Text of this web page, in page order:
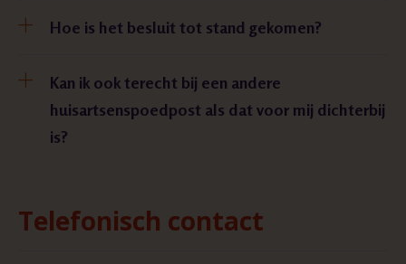
Hoe is het besluit tot stand gekomen?
Kan ik ook terecht bij een andere
huisartsenspoedpost als dat voor mij dichterbij
is?
Telefonisch contact